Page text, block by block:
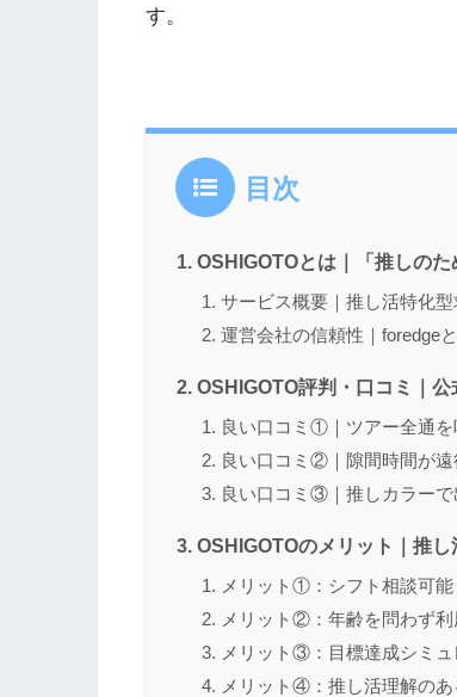
す。
目次
OSHIGOTOとは｜「推しの
サービス概要｜推し活特化
運営会社の信頼性｜foredge
OSHIGOTO評判・口コミ｜
良い口コミ①｜ツアー全通を
良い口コミ②｜隙間時間が遠
良い口コミ③｜推しカラー
OSHIGOTOのメリット｜推
メリット①：シフト相談可
メリット②：年齢を問わず
メリット③：目標達成シミ
メリット④：推し活理解の